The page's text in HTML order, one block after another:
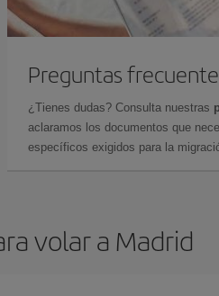
Preguntas
¿Tienes dudas? Consulta nuestras
aclaramos los documentos que
específicos exigidos para la
volar a Madrid